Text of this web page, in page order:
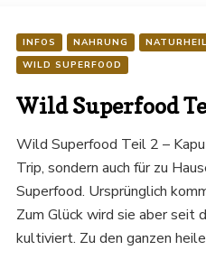
INFOS NAHRUNG
WILD SUPERFOOD
Wild Superfood
Wild Superfood Teil 2 –
Trip, sondern auch für zu
Superfood. Ursprünglich
Zum Glück wird sie aber seit
kultiviert. Zu den ganzen